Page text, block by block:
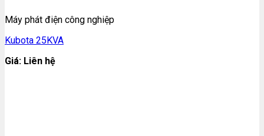
Máy phát điện công nghiệp
Kubota 25KVA
Giá: Liên hệ